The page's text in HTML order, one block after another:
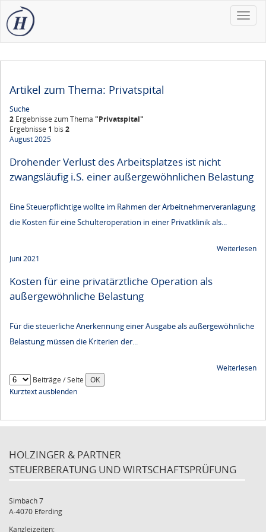
Toggle
Artikel zum Thema: Privatspital
Suche
2 Ergebnisse zum Thema "Privatspital"
Ergebnisse 1 bis 2
August 2025
Drohender Verlust des Arbeitsplatzes ist nicht
zwangsläufig i.S. einer außergewöhnlichen Belastung
Eine Steuerpflichtige wollte im Rahmen der Arbeitnehmerveranlagung
die Kosten für eine Schulteroperation in einer Privatklinik als...
Weiterlesen
Juni 2021
Kosten für eine privatärztliche Operation als
außergewöhnliche Belastung
Für die steuerliche Anerkennung einer Ausgabe als außergewöhnliche
Belastung müssen die Kriterien der...
Weiterlesen
Beiträge / Seite
Kurztext ausblenden
HOLZINGER & PARTNER
STEUERBERATUNG UND WIRTSCHAFTSPRÜFUNG
Simbach 7
A-4070 Eferding
Kanzleizeiten: